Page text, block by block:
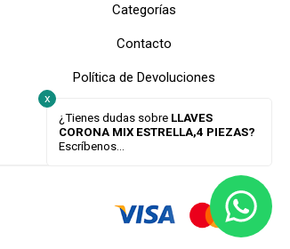
Categorías
Contacto
Política de Devoluciones
x
¿Tienes dudas sobre LLAVES
CORONA MIX ESTRELLA,4 PIEZAS?
Escríbenos...